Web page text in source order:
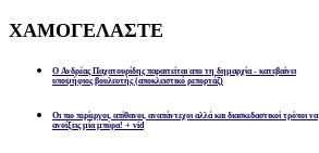
ΧΑΜΟΓΕΛΑΣΤΕ
Ο Ανδρέας Παχατουρίδης παραιτείται απο τη δημαρχία - κατεβαίνει
υποψήφιος βουλευτής (αποκλειστικό ρεπορτάζ)
Οι πιο περίεργοι, απίθανοι, αναπάντεχοι αλλά και διασκεδαστικοί τρόποι να
ανοίξεις μία μπύρα! + vid